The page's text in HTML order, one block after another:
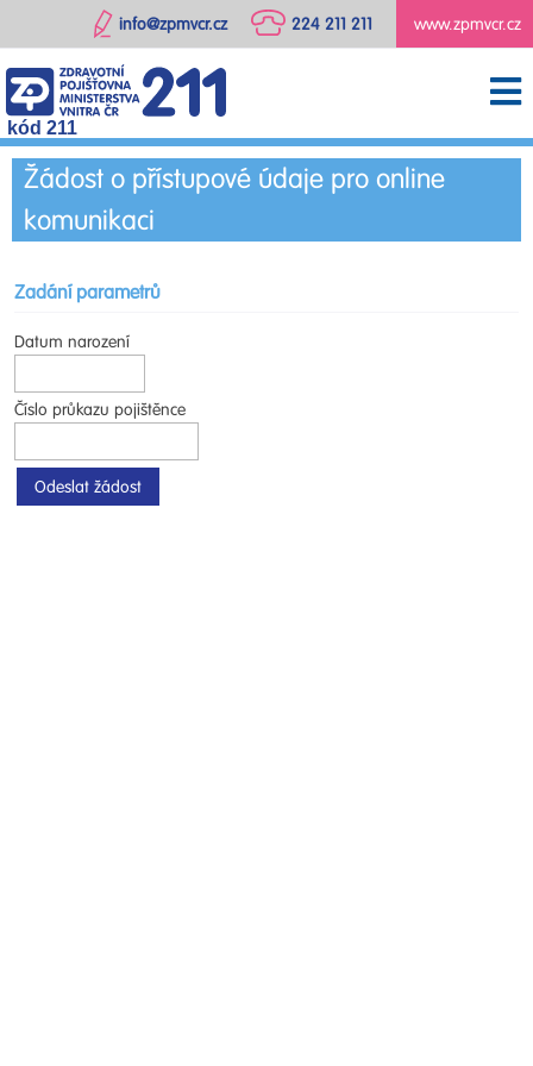
www.zpmvcr.cz
224 211 211
info@zpmvcr.cz
kód 211
Žádost o přístupové údaje pro online
komunikaci
Zadání parametrů
Datum narození
Číslo průkazu pojištěnce